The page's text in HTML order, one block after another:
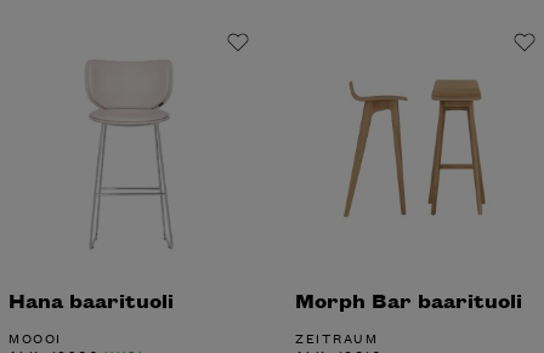
Hana baarituoli
MOOOI
Morph Bar baarituoli
ZEITRAUM